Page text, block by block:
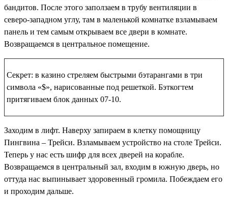
бандитов. После этого заползаем в трубу вентиляции в
северо-западном углу, там в маленькой комнатке взламываем
панель и тем самым открываем все двери в комнате.
Возвращаемся в центральное помещение.
Секрет: в казино стреляем быстрыми бэтарангами в три
символа «$», нарисованные под решеткой. Бэткогтем
притягиваем блок данных 07-10.
Заходим в лифт. Наверху запираем в клетку помощницу
Пингвина – Трейси. Взламываем устройство на столе Трейси.
Теперь у нас есть шифр для всех дверей на корабле.
Возвращаемся в центральный зал, входим в южную дверь, но
оттуда нас выпинывает здоровенный громила. Побеждаем его
и проходим дальше.